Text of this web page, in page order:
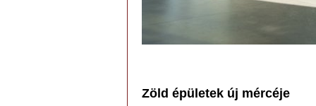
Zöld épületek új mércéje